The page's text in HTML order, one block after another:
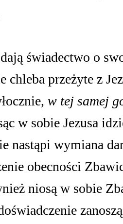
świadectwo o
chleba przeżyte z
w tej samej
w sobie Jezusa
nastąpi wymiana
obecności
niosą w sobie